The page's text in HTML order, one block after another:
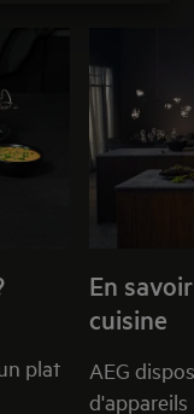
Réchauffez le
jusqu’à ce qu’il
plat
En
cuisine
AEG